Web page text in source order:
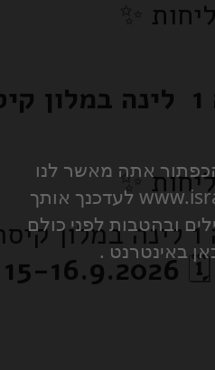
אתה מאשר לנו
www.israelg.co.il לעדכנך אותך
ובהטבות לפני כולם
באינטרנט .
✨
✨
🗓️
15-16.9.2026